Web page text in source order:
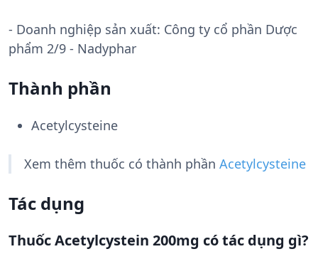
- Doanh nghiệp sản xuất: Công ty cổ phần Dược
phẩm 2/9 - Nadyphar
Thành phần
Acetylcysteine
Xem thêm thuốc có thành phần Acetylcysteine
Tác dụng
Thuốc Acetylcystein 200mg có tác dụng gì?